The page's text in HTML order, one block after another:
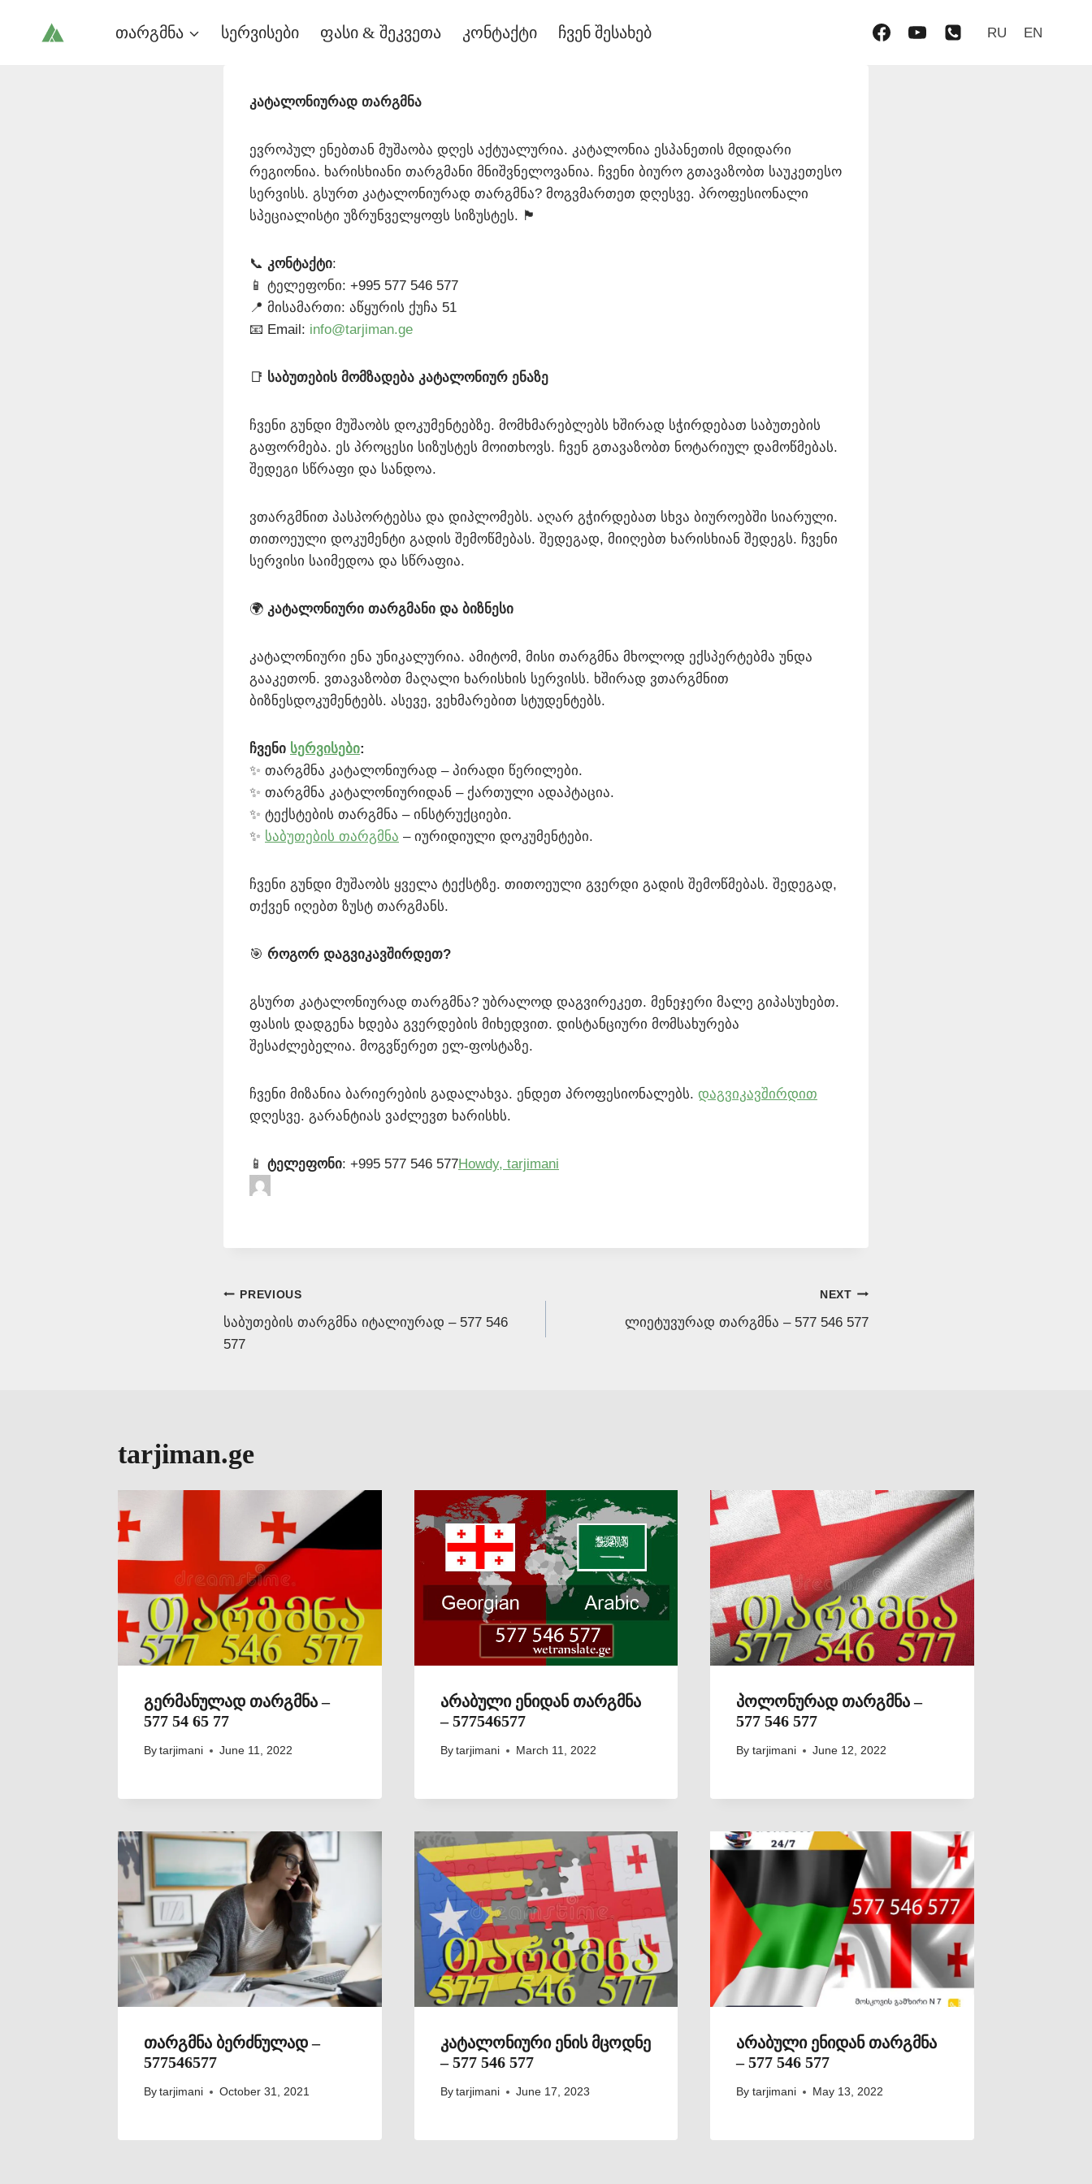
თარგმნა სერვისები ფასი & შეკვეთა კონტაქტი ჩვენ შესახებ RU EN
კატალონიურად თარგმნა
ევროპულ ენებთან მუშაობა დღეს აქტუალურია. კატალონია ესპანეთის მდიდარი
რეგიონია. ხარისხიანი თარგმანი მნიშვნელოვანია. ჩვენი ბიურო გთავაზობთ საუკეთესო
სერვისს. გსურთ კატალონიურად თარგმნა? მოგვმართეთ დღესვე. პროფესიონალი
სპეციალისტი უზრუნველყოფს სიზუსტეს. 🏴
📞 კონტაქტი:
📱 ტელეფონი: +995 577 546 577
📍 მისამართი: აწყურის ქუჩა 51
📧 Email: info@tarjiman.ge
📑 საბუთების მომზადება კატალონიურ ენაზე
ჩვენი გუნდი მუშაობს დოკუმენტებზე. მომხმარებლებს ხშირად სჭირდებათ საბუთების
გაფორმება. ეს პროცესი სიზუსტეს მოითხოვს. ჩვენ გთავაზობთ ნოტარიულ დამოწმებას.
შედეგი სწრაფი და სანდოა.
ვთარგმნით პასპორტებსა და დიპლომებს. აღარ გჭირდებათ სხვა ბიუროებში სიარული.
თითოეული დოკუმენტი გადის შემოწმებას. შედეგად, მიიღებთ ხარისხიან შედეგს. ჩვენი
სერვისი საიმედოა და სწრაფია.
🌍 კატალონიური თარგმანი და ბიზნესი
კატალონიური ენა უნიკალურია. ამიტომ, მისი თარგმნა მხოლოდ ექსპერტებმა უნდა
გააკეთონ. ვთავაზობთ მაღალი ხარისხის სერვისს. ხშირად ვთარგმნით
ბიზნესდოკუმენტებს. ასევე, ვეხმარებით სტუდენტებს.
ჩვენი სერვისები:
✨ თარგმნა კატალონიურად – პირადი წერილები.
✨ თარგმნა კატალონიურიდან – ქართული ადაპტაცია.
✨ ტექსტების თარგმნა – ინსტრუქციები.
✨ საბუთების თარგმნა – იურიდიული დოკუმენტები.
ჩვენი გუნდი მუშაობს ყველა ტექსტზე. თითოეული გვერდი გადის შემოწმებას. შედეგად,
თქვენ იღებთ ზუსტ თარგმანს.
🎯 როგორ დაგვიკავშირდეთ?
გსურთ კატალონიურად თარგმნა? უბრალოდ დაგვირეკეთ. მენეჯერი მალე გიპასუხებთ.
ფასის დადგენა ხდება გვერდების მიხედვით. დისტანციური მომსახურება
შესაძლებელია. მოგვწერეთ ელ-ფოსტაზე.
ჩვენი მიზანია ბარიერების გადალახვა. ენდეთ პროფესიონალებს. დაგვიკავშირდით
დღესვე. გარანტიას ვაძლევთ ხარისხს.
📱 ტელეფონი: +995 577 546 577Howdy, tarjimani
Post
navigation
PREVIOUS
საბუთების თარგმნა იტალიურად – 577 546
577
NEXT
ლიეტუვურად თარგმნა – 577 546 577
tarjiman.ge
გერმანულად თარგმნა –
577 54 65 77
By tarjimani June 11, 2022
არაბული ენიდან თარგმნა
– 577546577
By tarjimani March 11, 2022
პოლონურად თარგმნა –
577 546 577
By tarjimani June 12, 2022
თარგმნა ბერძნულად –
577546577
By tarjimani October 31, 2021
კატალონიური ენის მცოდნე
– 577 546 577
By tarjimani June 17, 2023
არაბული ენიდან თარგმნა
– 577 546 577
By tarjimani May 13, 2022